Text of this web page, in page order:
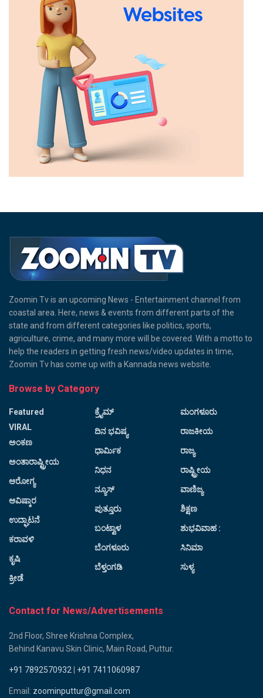
Zoomin Tv is an upcoming News - Entertainment channel from
coastal area. Here, news & events from different parts of the
state and from different categories like politics, sports,
agriculture, crime, and many more will be covered. With a motto to
help the readers in getting fresh news/video updates in time,
Zoomin Tv has come up with a Kannada news website.
Browse by Category
Featured
VIRAL
ಅಂಕಣ
ಅಂತಾರಾಷ್ಟ್ರೀಯ
ಆರೋಗ್ಯ
ಆವಿಷ್ಕಾರ
ಉದ್ಘಾಟನೆ
ಕರಾವಳಿ
ಕೃಷಿ
ಕ್ರೀಡೆ
ಕ್ರೈಮ್
ದಿನ ಭವಿಷ್ಯ
ಧಾರ್ಮಿಕ
ನಿಧನ
ನ್ಯೂಸ್
ಪುತ್ತೂರು
ಬಂಟ್ವಾಳ
ಬೆಂಗಳೂರು
ಬೆಳ್ತಂಗಡಿ
ಮಂಗಳೂರು
ರಾಜಕೀಯ
ರಾಜ್ಯ
ರಾಷ್ಟ್ರೀಯ
ವಾಣಿಜ್ಯ
ಶಿಕ್ಷಣ
ಶುಭವಿವಾಹ :
ಸಿನಿಮಾ
ಸುಳ್ಯ
Contact for News/Advertisements
2nd Floor, Shree Krishna Complex,
Behind Kanavu Skin Clinic, Main Road, Puttur.
+91 7892570932 +91 7411060987
Email: zoominputtur@gmail.com